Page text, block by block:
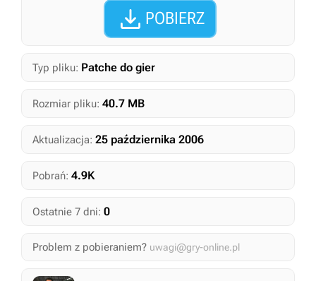
 POBIERZ
Typ pliku: Patche do gier
Rozmiar pliku: 40.7 MB
Aktualizacja: 25 października 2006
Pobrań: 4.9K
Ostatnie 7 dni: 0
Problem z pobieraniem? uwagi@gry-online.pl